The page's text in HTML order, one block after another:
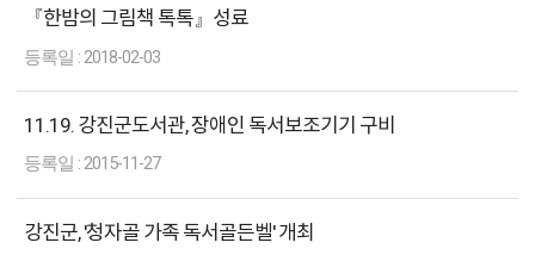
『한밤의 그림책 톡톡』성료
2018-02-03
11.19. 강진군도서관, 장애인 독서보조기기 구비
2015-11-27
강진군, '청자골 가족 독서골든벨' 개최